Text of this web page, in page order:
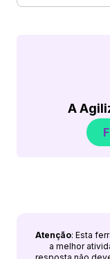
A
Atenção: Esta
a melhor